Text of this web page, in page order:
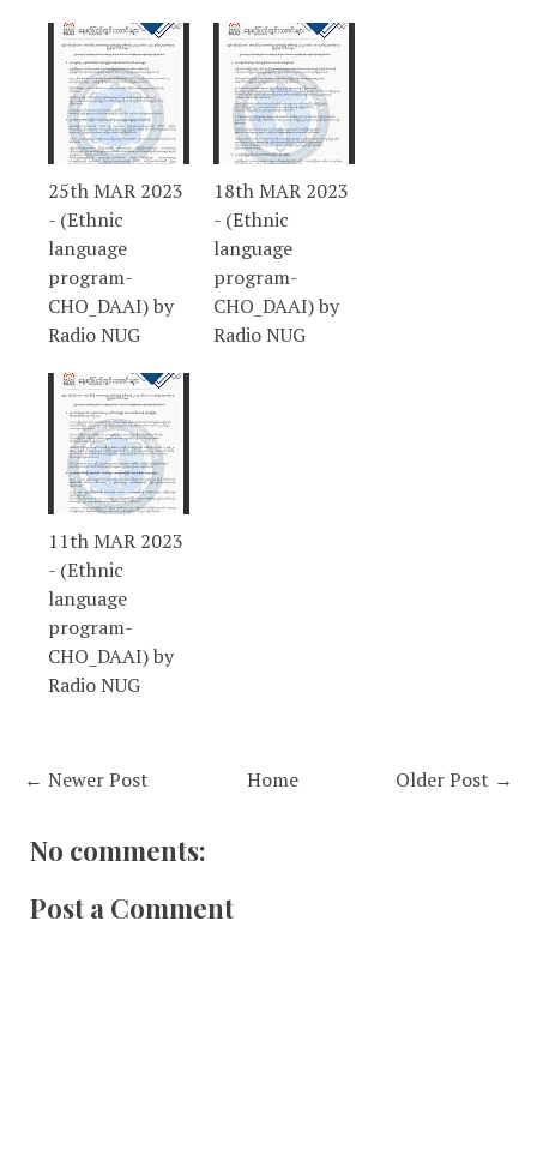
25th MAR 2023
- (Ethnic
language
program-
CHO_DAAI) by
Radio NUG
18th MAR 2023
- (Ethnic
language
program-
CHO_DAAI) by
Radio NUG
11th MAR 2023
- (Ethnic
language
program-
CHO_DAAI) by
Radio NUG
← Newer Post Older Post →
Home
No comments:
Post a Comment